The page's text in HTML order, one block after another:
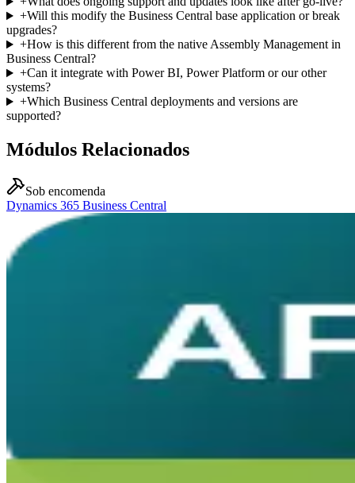
+Will this modify the Business Central base application or break
upgrades?
+How is this different from the native Assembly Management in
Business Central?
+Can it integrate with Power BI, Power Platform or our other
systems?
+Which Business Central deployments and versions are
supported?
Módulos Relacionados
Sob encomenda
Dynamics 365 Business Central